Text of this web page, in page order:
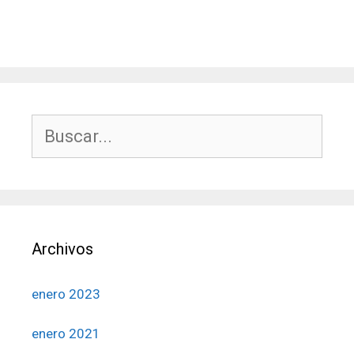
Archivos
enero 2023
enero 2021